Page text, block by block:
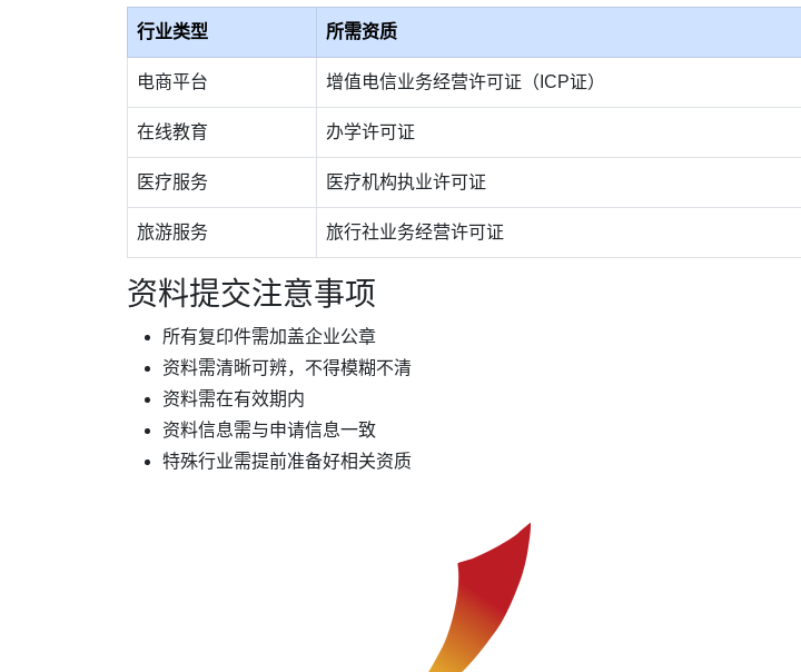
行业类型 所需资质
电商平台 增值电信业务经营许可证（ICP证）
在线教育 办学许可证
医疗服务 医疗机构执业许可证
旅游服务 旅行社业务经营许可证
资料提交注意事项
所有复印件需加盖企业公章
资料需清晰可辨，不得模糊不清
资料需在有效期内
资料信息需与申请信息一致
特殊行业需提前准备好相关资质